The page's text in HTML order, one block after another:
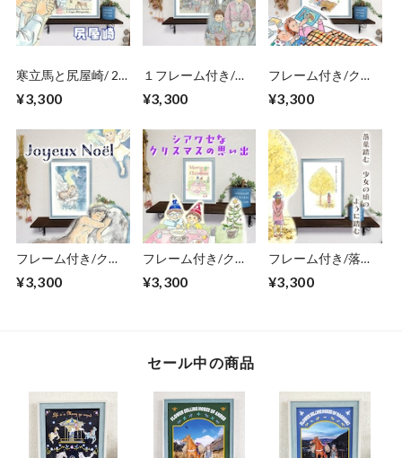
寒立馬と尻屋崎/ 2
ー プレゼント 贈り
¥3,300
１フレーム付き/軍
ポスター プレゼン
¥3,300
フレーム付き/クリ
せ/俳句/ ポスター
ト A4サイズ
¥3,300
フレーム付き/クリ
ポスター イラスト
¥3,300
フレーム付き/クリ
俳句/ ポスター イラ
¥3,300
フレーム付き/落葉
イラスト プレゼン
¥3,300
セール中の商品